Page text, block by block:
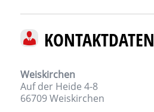
KONTAKTDATEN
Weiskirchen
Auf der Heide 4-8
66709 Weiskirchen